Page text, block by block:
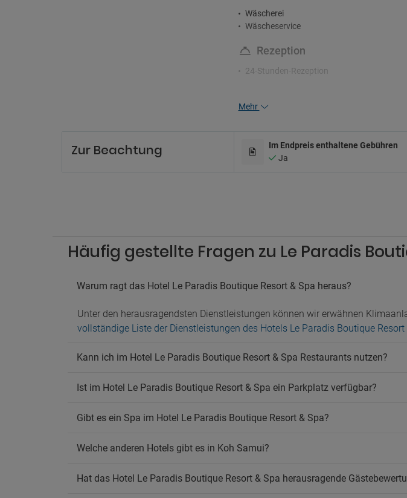
Wäscherei
Wäscheservice
Rezeption
24-Stunden-Rezeption
Parkplatz
Nahegelegener Parkplatz
Mehr
Zur Beachtung
Im Endpreis enthaltene Gebühren
Ja
Häufig gestellte Fragen zu Le Paradis
Warum ragt das Hotel Le Paradis Boutique Resort & Spa heraus?
Unter den herausragendsten Dienstleistungen können wir erwähnen
vollständige Liste der Dienstleistungen des Hotels Le Paradis Boutique Resort
Kann ich im Hotel Le Paradis Boutique Resort & Spa Restaurants nutzen?
Ist im Hotel Le Paradis Boutique Resort & Spa ein Parkplatz verfügbar?
Gibt es ein Spa im Hotel Le Paradis Boutique Resort & Spa?
Welche anderen Hotels gibt es in Koh Samui?
Hat das Hotel Le Paradis Boutique Resort & Spa herausragende